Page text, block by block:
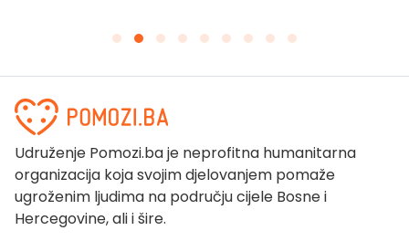
Udruženje Pomozi.ba je neprofitna humanitarna
organizacija koja svojim djelovanjem pomaže
ugroženim ljudima na području cijele Bosne i
Hercegovine, ali i šire.